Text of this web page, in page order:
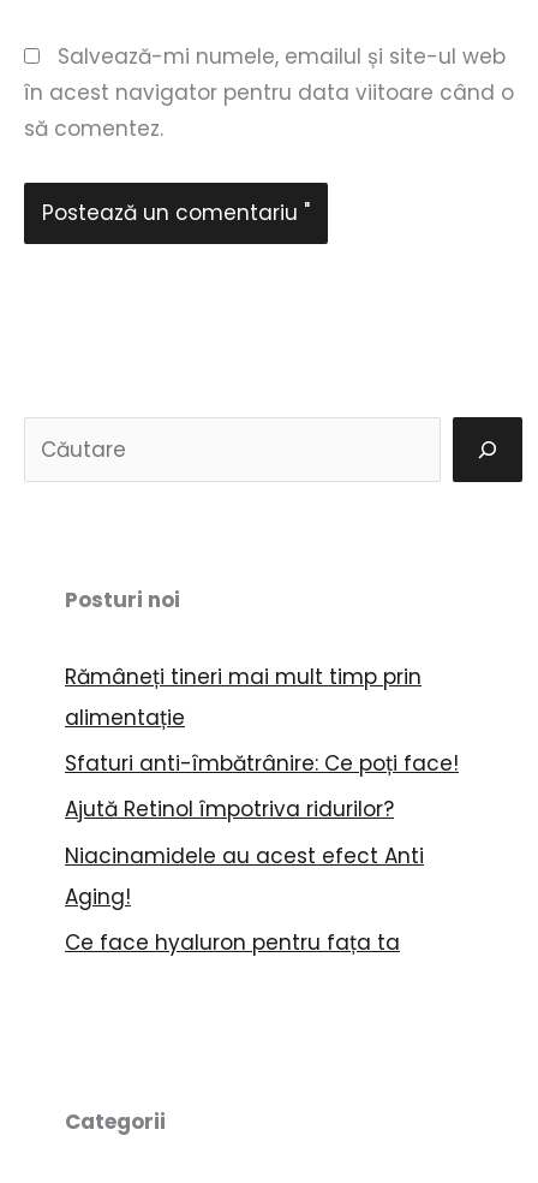
Salvează-mi numele, emailul și site-ul web
în acest navigator pentru data viitoare când o
să comentez.
a
Posturi noi
Rămâneți tineri mai mult timp prin
alimentație
Sfaturi anti-îmbătrânire: Ce poți face!
Ajută Retinol împotriva ridurilor?
Niacinamidele au acest efect Anti
Aging!
Ce face hyaluron pentru fața ta
Categorii